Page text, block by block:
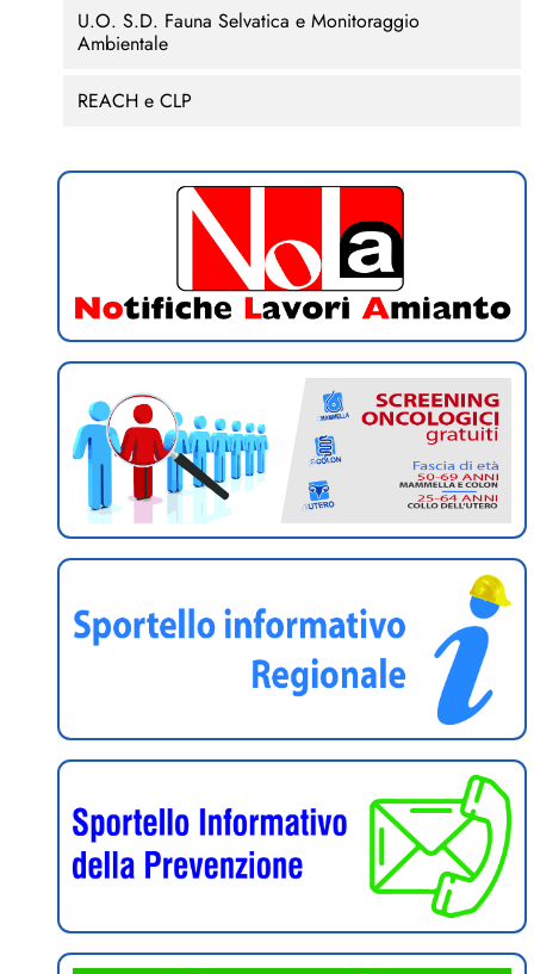
U.O. S.D. Fauna Selvatica e Monitoraggio
Ambientale
REACH e CLP